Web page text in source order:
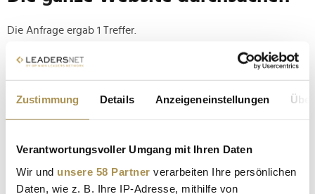
Zustimmung Details Anzeigeneinstellungen
Verantwortungsvoller Umgang mit Ihren Daten
Wir und unsere 58 Partner verarbeiten Ihre persönlichen
Daten, wie z. B. Ihre IP-Adresse, mithilfe von
Die Anfrage ergab 1 Treffer.
Tipp
Seiten suchen, die genau diese Wortgruppe enthalten:
Bayerischer Filmpreis: Söder winkt für Bullys Mama